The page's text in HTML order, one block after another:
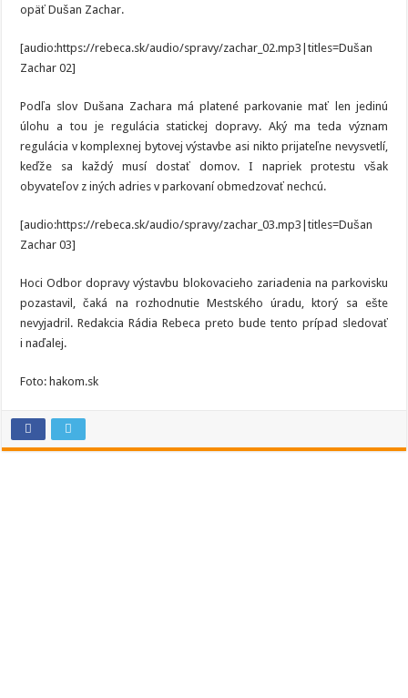
opäť Dušan Zachar.
[audio:https://rebeca.sk/audio/spravy/zachar_02.mp3|titles=Dušan
Zachar 02]
Podľa slov Dušana Zachara má platené parkovanie mať len jedinú
úlohu a tou je regulácia statickej dopravy. Aký ma teda význam
regulácia v komplexnej bytovej výstavbe asi nikto prijateľne nevysvetlí,
keďže sa každý musí dostať domov. I napriek protestu však
obyvateľov z iných adries v parkovaní obmedzovať nechcú.
[audio:https://rebeca.sk/audio/spravy/zachar_03.mp3|titles=Dušan
Zachar 03]
Hoci Odbor dopravy výstavbu blokovacieho zariadenia na parkovisku
pozastavil, čaká na rozhodnutie Mestského úradu, ktorý sa ešte
nevyjadril. Redakcia Rádia Rebeca preto bude tento prípad sledovať
i naďalej.
Foto: hakom.sk